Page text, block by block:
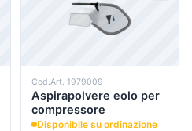
Cod.Art. 1979009
Aspirapolvere eolo per
compressore
Disponibile su ordinazione